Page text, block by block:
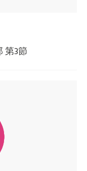
第3節